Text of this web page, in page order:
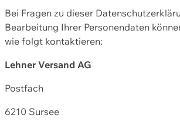
Bei Fragen zu dieser
Bearbeitung Ihrer Personendaten
wie folgt kontaktieren:
Lehner Versand AG
Postfach
6210 Sursee